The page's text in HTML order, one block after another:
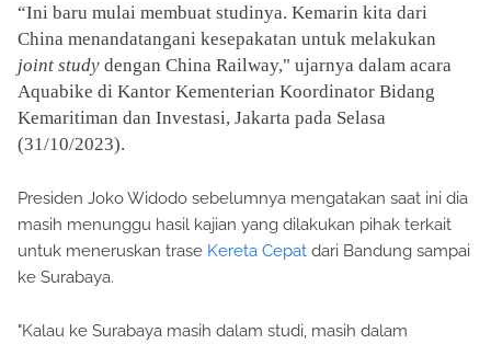
“Ini baru mulai membuat studinya. Kemarin kita dari
China menandatangani kesepakatan untuk melakukan
joint study dengan China Railway," ujarnya dalam acara
Aquabike di Kantor Kementerian Koordinator Bidang
Kemaritiman dan Investasi, Jakarta pada Selasa
(31/10/2023).
Presiden Joko Widodo sebelumnya mengatakan saat ini dia
masih menunggu hasil kajian yang dilakukan pihak terkait
untuk meneruskan trase Kereta Cepat dari Bandung sampai
ke Surabaya.
"Kalau ke Surabaya masih dalam studi, masih dalam